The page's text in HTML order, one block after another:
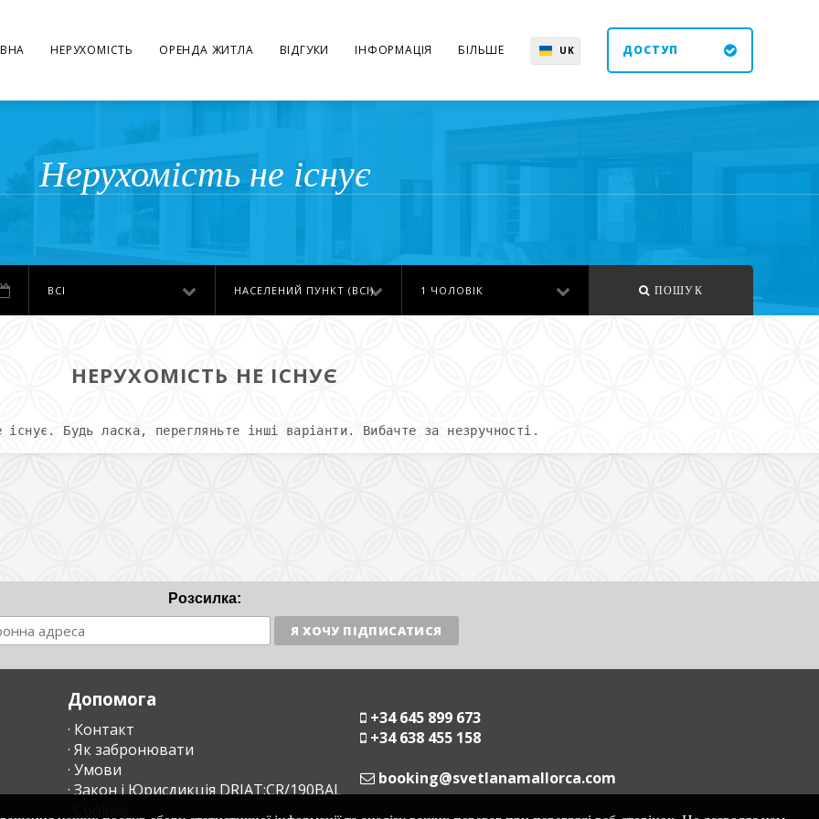
НЕРУХОМІСТЬ ОРЕНДА ЖИТЛА ВІДГУКИ ІНФОРМАЦІЯ БІЛЬШЕ UK ДОСТУП
Нерухомість не існує
ВСІ НАСЕЛЕНИЙ ПУНКТ (ВСІ) 1 ЧОЛОВІК ПОШУК
НЕРУХОМІСТЬ НЕ ІСНУЄ
Будь ласка, перегляньте інші варіанти. Вибачте за незручності.
Розсилка:
Допомога
· Контакт
· Як забронювати
· Умови
· Закон і Юрисдикція DRIAT:CR/190BAL
+34 645 899 673
+34 638 455 158
moc.acrollamanaltevs@gnikoob